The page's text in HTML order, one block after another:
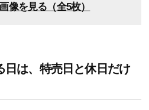
像を見る（全5枚）
日は、特売日と休日だけ